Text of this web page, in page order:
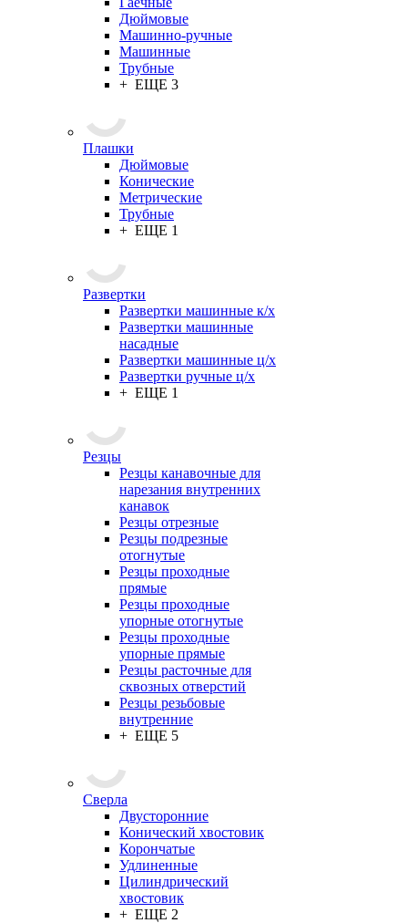
Дюймовые
Машинно-ручные
Машинные
Трубные
+ ЕЩЕ 3
Плашки
Дюймовые
Конические
Метрические
Трубные
+ ЕЩЕ 1
Развертки
Развертки машинные к/х
Развертки машинные
насадные
Развертки машинные ц/х
Развертки ручные ц/х
+ ЕЩЕ 1
Резцы
Резцы канавочные для
нарезания внутренних
канавок
Резцы отрезные
Резцы подрезные
отогнутые
Резцы проходные
прямые
Резцы проходные
упорные отогнутые
Резцы проходные
упорные прямые
Резцы расточные для
сквозных отверстий
Резцы резьбовые
внутренние
+ ЕЩЕ 5
Сверла
Двусторонние
Конический хвостовик
Корончатые
Удлиненные
Цилиндрический
хвостовик
+ ЕЩЕ 2